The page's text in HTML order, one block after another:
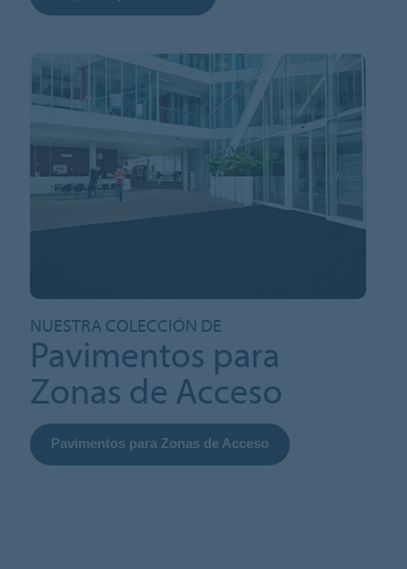
NUESTRA COLECCIÓN DE
Pavimentos para
Zonas de Acceso
Pavimentos para Zonas de Acceso